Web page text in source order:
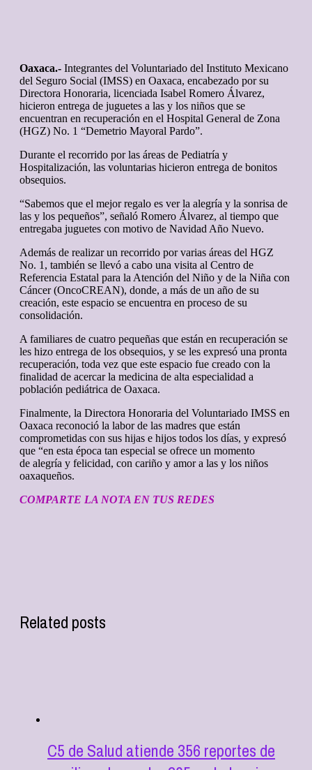
Oaxaca.- Integrantes del Voluntariado del Instituto Mexicano
del Seguro Social (IMSS) en Oaxaca, encabezado por su
Directora Honoraria, licenciada Isabel Romero Álvarez,
hicieron entrega de juguetes a las y los niños que se
encuentran en recuperación en el Hospital General de Zona
(HGZ) No. 1 “Demetrio Mayoral Pardo”.
Durante el recorrido por las áreas de Pediatría y
Hospitalización, las voluntarias hicieron entrega de bonitos
obsequios.
“Sabemos que el mejor regalo es ver la alegría y la sonrisa de
las y los pequeños”, señaló Romero Álvarez, al tiempo que
entregaba juguetes con motivo de Navidad Año Nuevo.
Además de realizar un recorrido por varias áreas del HGZ
No. 1, también se llevó a cabo una visita al Centro de
Referencia Estatal para la Atención del Niño y de la Niña con
Cáncer (OncoCREAN), donde, a más de un año de su
creación, este espacio se encuentra en proceso de su
consolidación.
A familiares de cuatro pequeñas que están en recuperación se
les hizo entrega de los obsequios, y se les expresó una pronta
recuperación, toda vez que este espacio fue creado con la
finalidad de acercar la medicina de alta especialidad a
población pediátrica de Oaxaca.
Finalmente, la Directora Honoraria del Voluntariado IMSS en
Oaxaca reconoció la labor de las madres que están
comprometidas con sus hijas e hijos todos los días, y expresó
que “en esta época tan especial se ofrece un momento
de alegría y felicidad, con cariño y amor a las y los niños
oaxaqueños.
COMPARTE LA NOTA EN TUS REDES
Related posts
C5 de Salud atiende 356 reportes de